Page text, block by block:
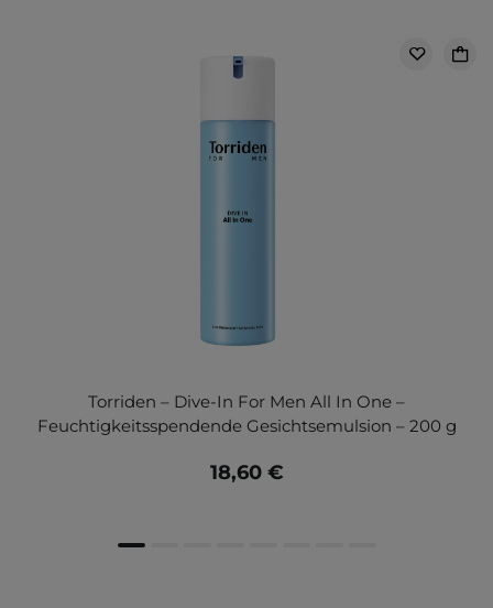
Torriden – Dive-In For Men All In One –
Feuchtigkeitsspendende Gesichtsemulsion – 200 g
18,60 €